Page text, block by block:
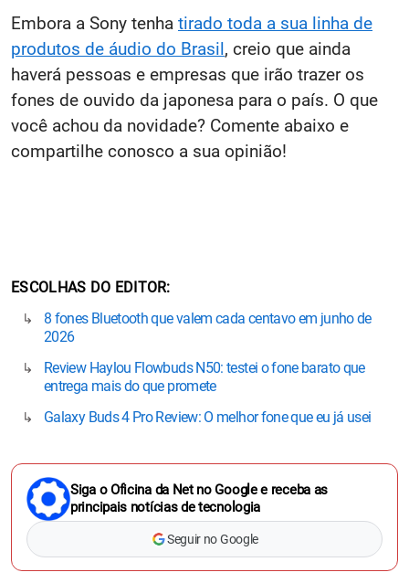
Embora a Sony tenha tirado toda a sua linha de
produtos de áudio do Brasil, creio que ainda
haverá pessoas e empresas que irão trazer os
fones de ouvido da japonesa para o país. O que
você achou da novidade? Comente abaixo e
compartilhe conosco a sua opinião!
ESCOLHAS DO EDITOR
8 fones Bluetooth que valem cada centavo em junho de
2026
Review Haylou Flowbuds N50: testei o fone barato que
entrega mais do que promete
Galaxy Buds 4 Pro Review: O melhor fone que eu já usei
Siga o Oficina da Net no Google e receba as
principais notícias de tecnologia
Seguir no Google